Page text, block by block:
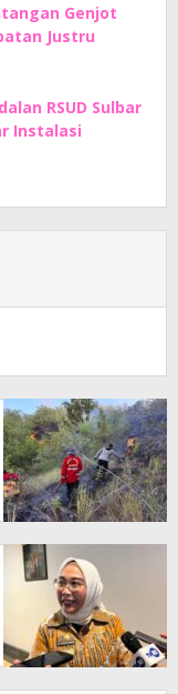
Genjot
Justru
RSUD Sulbar
Instalasi